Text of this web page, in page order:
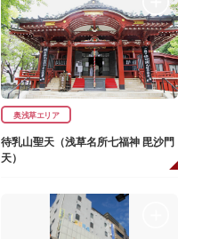
奥浅草エリア
待乳山聖天（浅草名所七福神 毘沙門
天）